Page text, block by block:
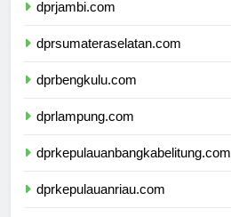
dprjambi.com
dprsumateraselatan.com
dprbengkulu.com
dprlampung.com
dprkepulauanbangkabelitung.com
dprkepulauanriau.com